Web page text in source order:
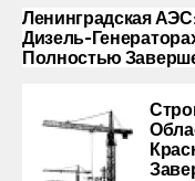
Ленинградская
Дизель-
Полностью